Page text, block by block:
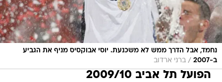
נחמד, אבל הדרך ממש לא משכנעת. יוסי אבוקסיס מניף את הגביע
ב-2007
/ ברני ארדוב
הפועל תל אביב 2009/10